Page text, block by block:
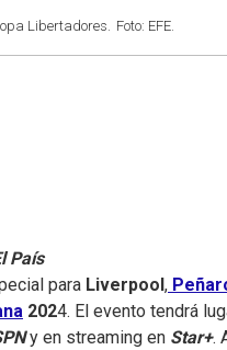
Libertadores. Foto: EFE.
País
para Liverpool ,
2024. El evento tendrá
y en streaming en Star+.